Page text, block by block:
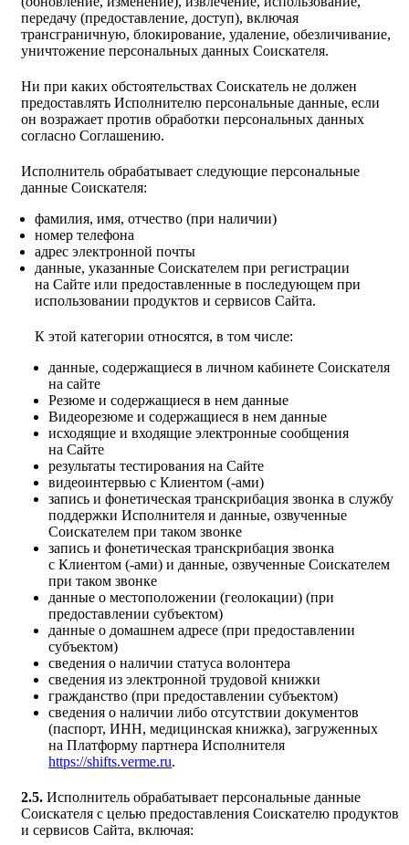
передачу (предоставление, доступ), включая
трансграничную, блокирование, удаление, обезличивание,
уничтожение персональных данных Соискателя.
Ни при каких обстоятельствах Соискатель не должен
предоставлять Исполнителю персональные данные, если
он возражает против обработки персональных данных
согласно Соглашению.
Исполнитель обрабатывает следующие персональные
данные Соискателя:
фамилия, имя, отчество (при наличии)
номер телефона
адрес электронной почты
данные, указанные Соискателем при регистрации
на Сайте или предоставленные в последующем при
использовании продуктов и сервисов Сайта.
К этой категории относятся, в том числе:
данные, содержащиеся в личном кабинете Соискателя
на сайте
Резюме и содержащиеся в нем данные
Видеорезюме и содержащиеся в нем данные
исходящие и входящие электронные сообщения
на Сайте
результаты тестирования на Сайте
видеоинтервью с Клиентом (-ами)
запись и фонетическая транскрибация звонка в службу
поддержки Исполнителя и данные, озвученные
Соискателем при таком звонке
запись и фонетическая транскрибация звонка
с Клиентом (-ами) и данные, озвученные Соискателем
при таком звонке
данные о местоположении (геолокации) (при
предоставлении субъектом)
данные о домашнем адресе (при предоставлении
субъектом)
сведения о наличии статуса волонтера
сведения из электронной трудовой книжки
гражданство (при предоставлении субъектом)
сведения о наличии либо отсутствии документов
(паспорт, ИНН, медицинская книжка), загруженных
на Платформу партнера Исполнителя
https://shifts.verme.ru.
2.5. Исполнитель обрабатывает персональные данные
Соискателя с целью предоставления Соискателю продуктов
и сервисов Сайта, включая: